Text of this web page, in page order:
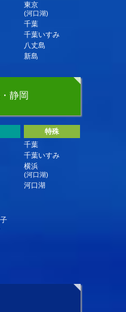
東京
(河口湖)
千葉
千葉いすみ
八丈島
新島
静岡
特殊
千葉
千葉いすみ
横浜
(河口湖)
河口湖